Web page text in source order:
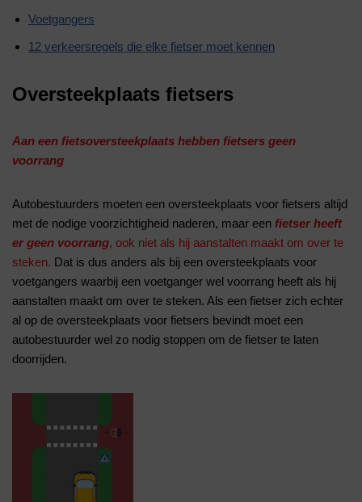
Voetgangers
12 verkeersregels die elke fietser moet kennen
Oversteekplaats fietsers
Aan een fietsoversteekplaats hebben fietsers geen
voorrang
Autobestuurders moeten een oversteekplaats voor fietsers altijd
met de nodige voorzichtigheid naderen, maar een fietser heeft
er geen voorrang, ook niet als hij aanstalten maakt om over te
steken. Dat is dus anders als bij een oversteekplaats voor
voetgangers waarbij een voetganger wel voorrang heeft als hij
aanstalten maakt om over te steken. Als een fietser zich echter
al op de oversteekplaats voor fietsers bevindt moet een
autobestuurder wel zo nodig stoppen om de fietser te laten
doorrijden.